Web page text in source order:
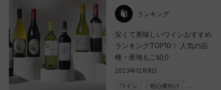
ランキング
安くて美味しいワインおすすめ
ランキングTOP10！ 人気の品
種・産地もご紹介
2023年12月8日
ワイン 初心者向け …